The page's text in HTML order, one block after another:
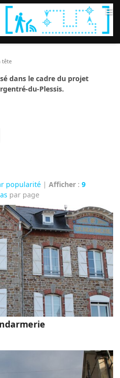
≡
tête
dans le cadre du projet
du-Plessis.
popularité |Afficher :9
par page